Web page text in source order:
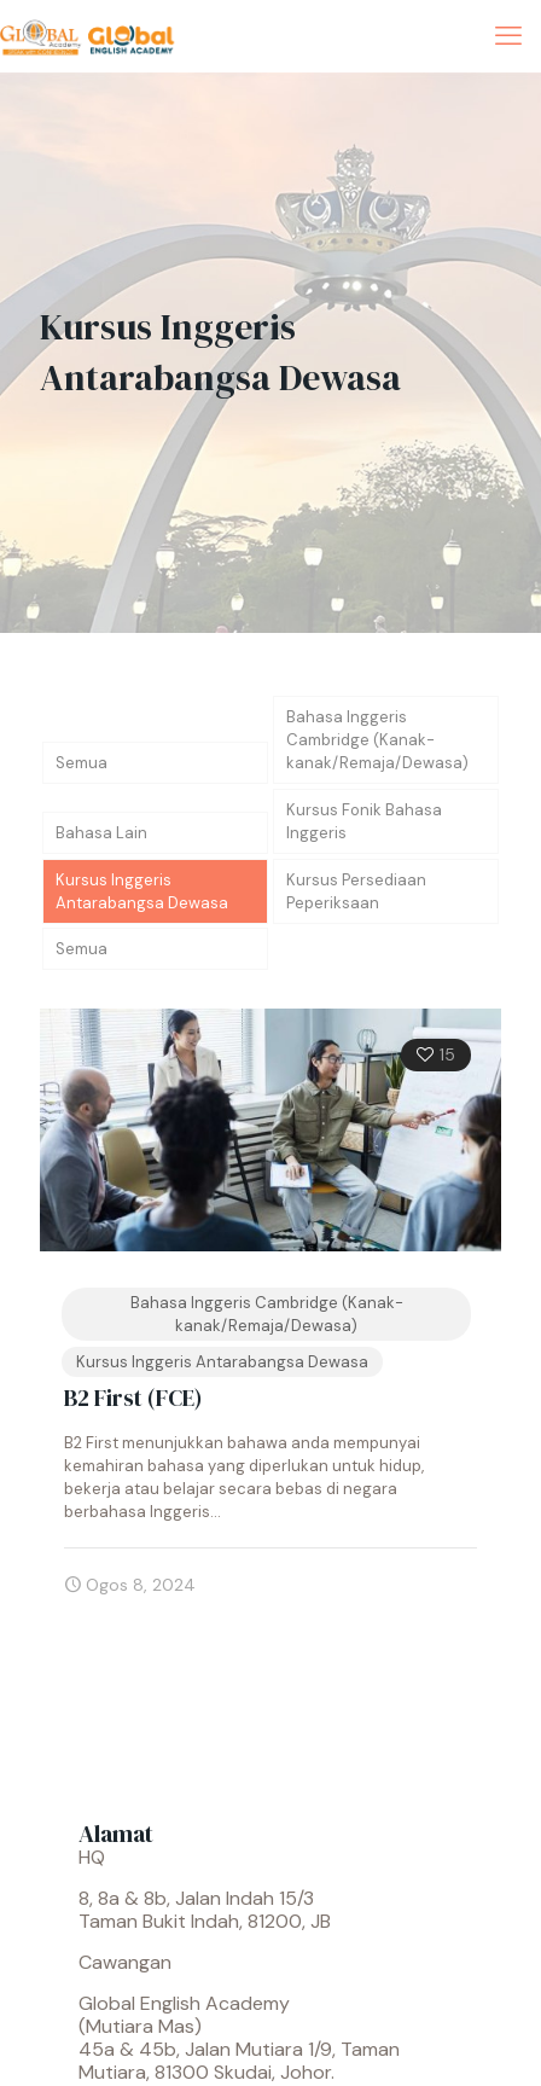
Kursus Inggeris
Antarabangsa Dewasa
Semua
Bahasa Inggeris
Cambridge (Kanak-
kanak/Remaja/Dewasa)
Bahasa Lain
Kursus Fonik Bahasa
Inggeris
Kursus Inggeris
Antarabangsa Dewasa
Kursus Persediaan
Peperiksaan
Semua
15
Bahasa Inggeris Cambridge (Kanak-
kanak/Remaja/Dewasa)
Kursus Inggeris Antarabangsa Dewasa
B2 First (FCE)
B2 First menunjukkan bahawa anda mempunyai
kemahiran bahasa yang diperlukan untuk hidup,
bekerja atau belajar secara bebas di negara
berbahasa Inggeris...
Ogos 8, 2024
Alamat
HQ
8, 8a & 8b, Jalan Indah 15/3
Taman Bukit Indah, 81200, JB
Cawangan
Global English Academy
(Mutiara Mas)
45a & 45b, Jalan Mutiara 1/9, Taman
Mutiara, 81300 Skudai, Johor.